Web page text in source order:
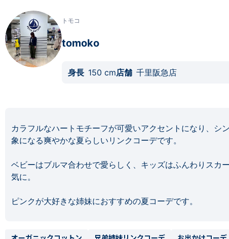
トモコ
tomoko
身長 150 cm店舗 千里阪急店
カラフルなハートモチーフが可愛いアクセントになり、シ
象になる爽やかな夏らしいリンクコーデです。
ベビーはブルマ合わせで愛らしく、キッズはふんわりスカ
気に。
ピンクが大好きな姉妹におすすめの夏コーデです。